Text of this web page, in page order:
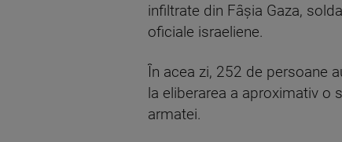
infiltrate din Fâşia Gaza,
oficiale israeliene.
În acea zi, 252 de persoane
la eliberarea a aproximativ
armatei.